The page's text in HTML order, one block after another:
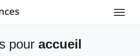
Toggle
pour accueil